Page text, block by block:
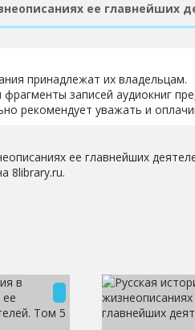
ее главнейших
принадлежат их владельцам.
записей аудиокниг
рекомендует уважать и
ее главнейших
8library.ru.